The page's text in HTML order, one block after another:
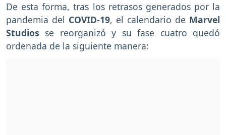
De esta forma, tras los retrasos generados por la
pandemia del COVID-19, el calendario de Marvel
Studios se reorganizó y su fase cuatro quedó
ordenada de la siguiente manera: